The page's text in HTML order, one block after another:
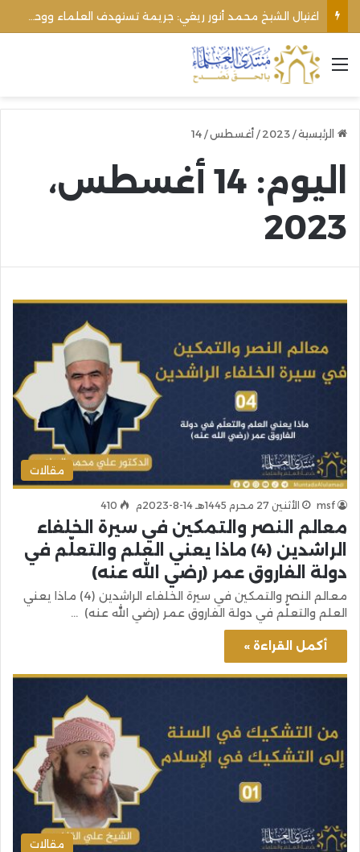
القائمة
الرئيسية/
2023
/ أغسطس/
14
اليوم:
14 أغسطس،
2023
مقالات
msf الأثنين 27 محرم 1445هـ 14-8-2023م 410
معالم النصر والتمكين في سيرة الخلفاء
الراشدين (4) ماذا يعني العلم والتعلّم في
دولة الفاروق عمر (رضي الله عنه)
معالم النصر والتمكين في سيرة الخلفاء الراشدين (4) ماذا يعني
العلم والتعلّم في دولة الفاروق عمر (رضي الله عنه) …
أكمل القراءة »
مقالات